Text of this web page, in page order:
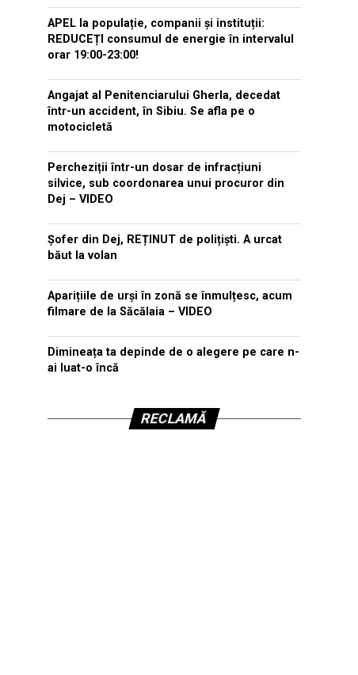
APEL la populație, companii și instituții:
REDUCEȚI consumul de energie în intervalul
orar 19:00-23:00!
Angajat al Penitenciarului Gherla, decedat
într-un accident, în Sibiu. Se afla pe o
motocicletă
Percheziții într-un dosar de infracțiuni
silvice, sub coordonarea unui procuror din
Dej – VIDEO
Șofer din Dej, REȚINUT de polițiști. A urcat
băut la volan
Aparițiile de urși în zonă se înmulțesc, acum
filmare de la Săcălaia – VIDEO
Dimineața ta depinde de o alegere pe care n-
ai luat-o încă
RECLAMĂ